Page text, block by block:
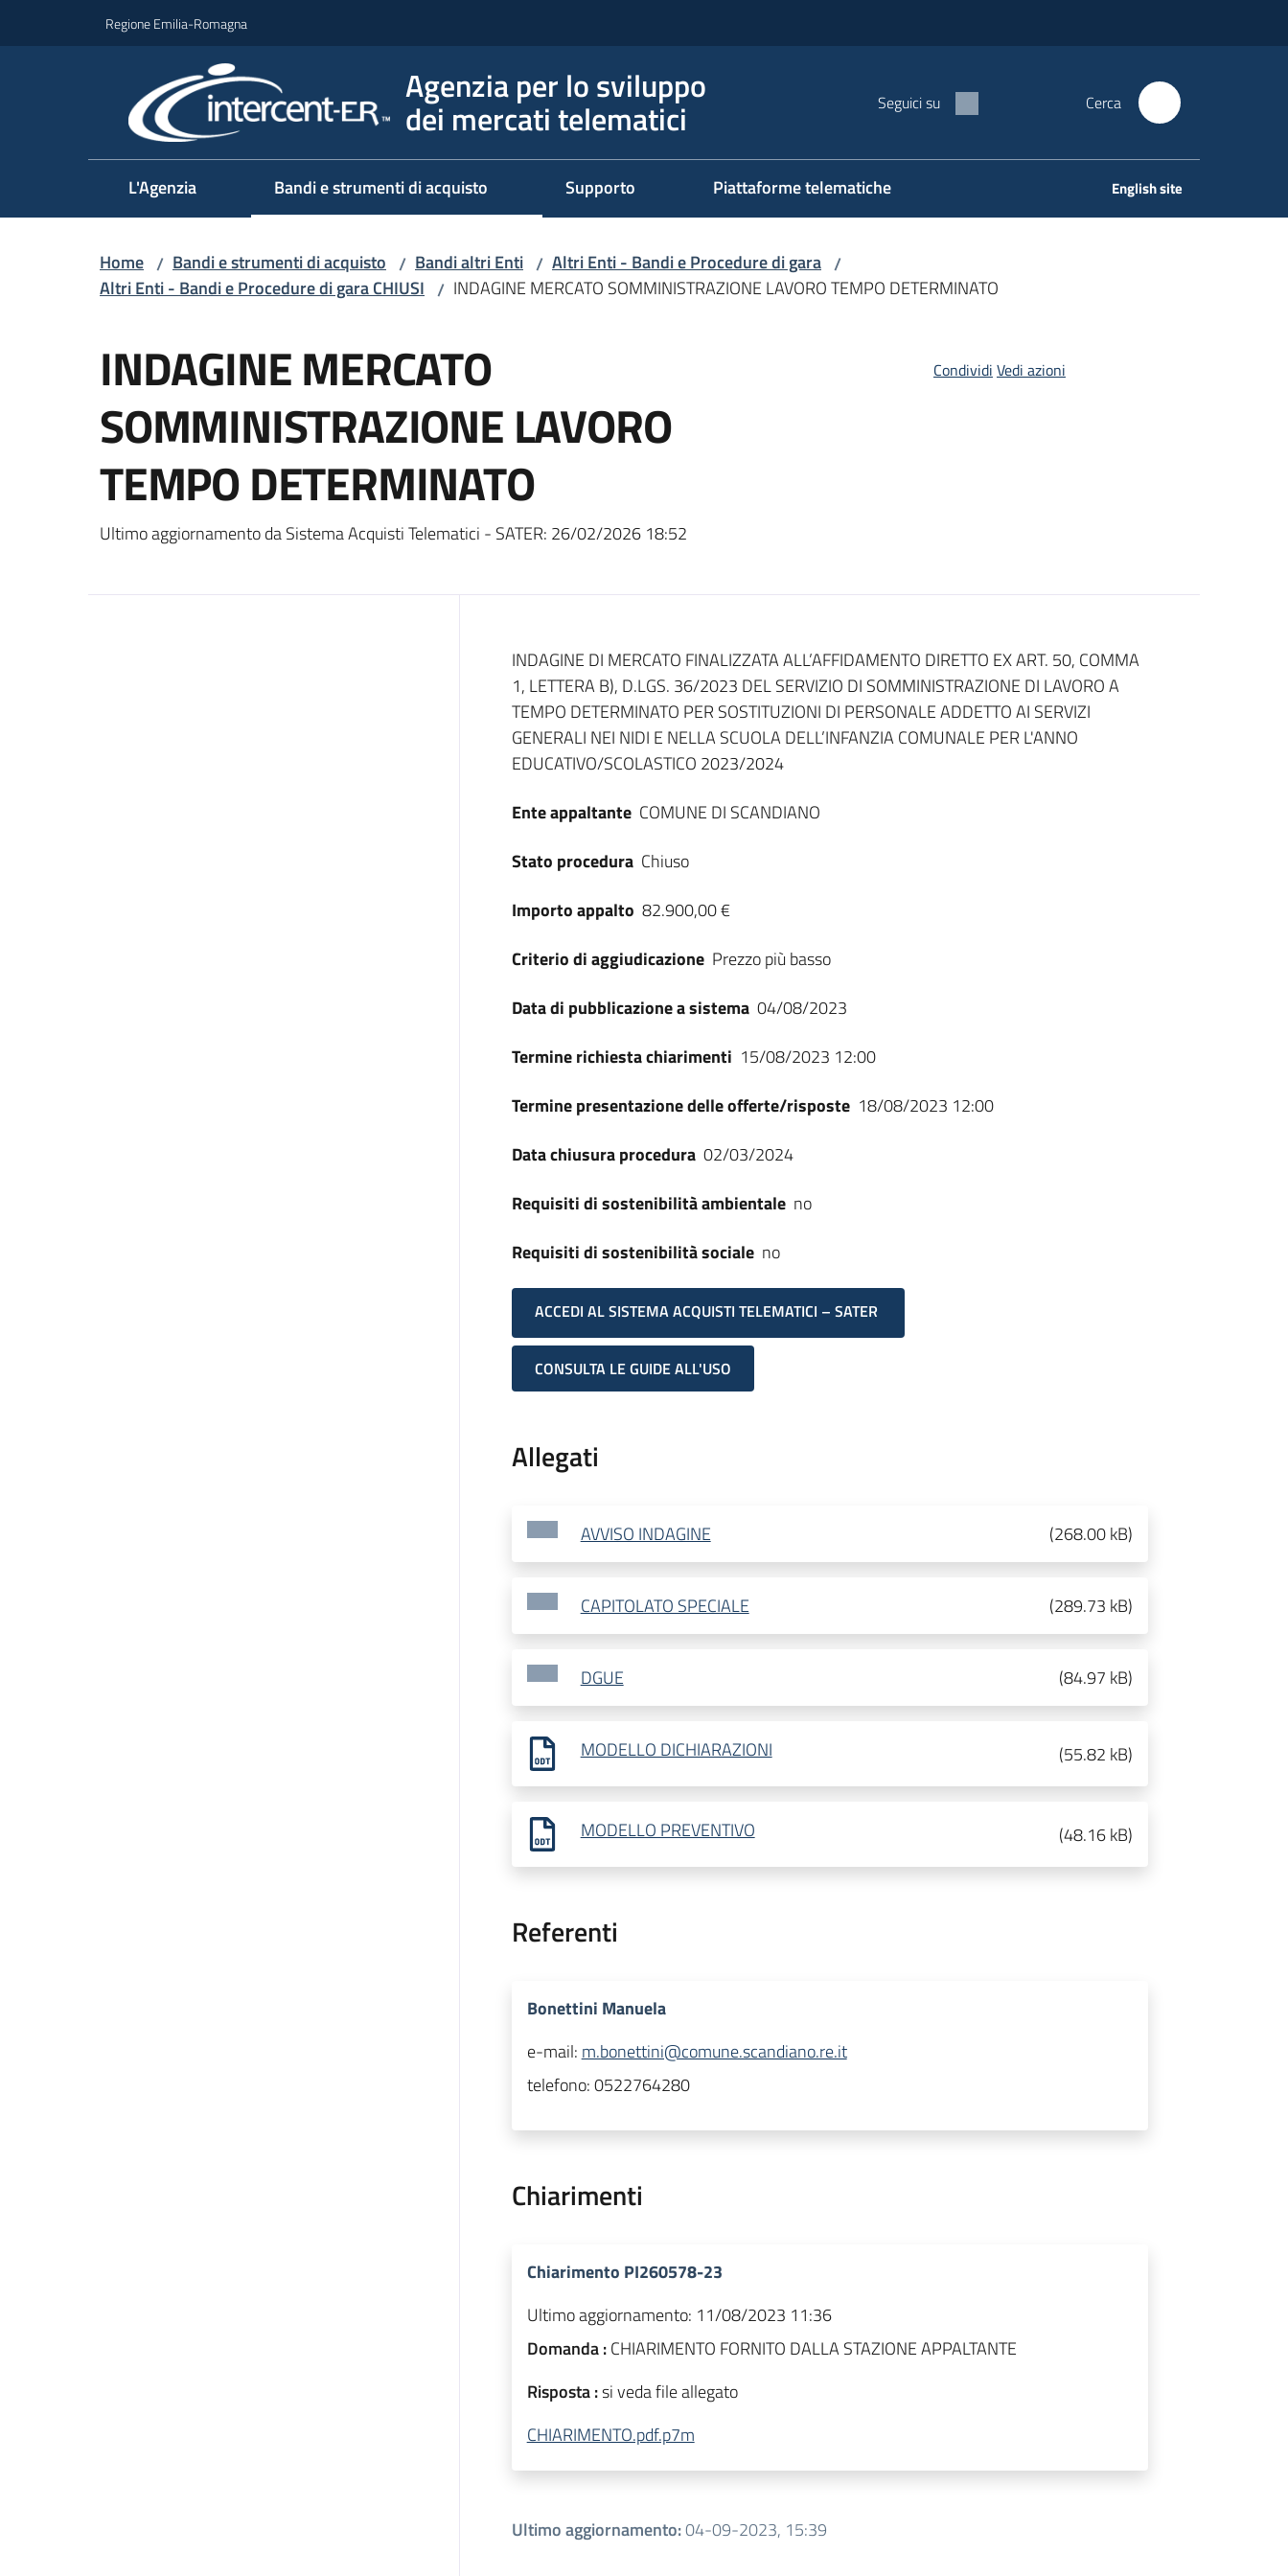
Regione Emilia-Romagna
Agenzia per lo sviluppo
dei mercati telematici Seguici su Cerca
L'Agenzia Bandi e strumenti di acquisto Supporto Piattaforme telematiche English site
Home / Bandi e strumenti di acquisto / Bandi altri Enti / Altri Enti - Bandi e Procedure di gara /
Altri Enti - Bandi e Procedure di gara CHIUSI / INDAGINE MERCATO SOMMINISTRAZIONE LAVORO TEMPO DETERMINATO
INDAGINE MERCATO
SOMMINISTRAZIONE LAVORO
TEMPO DETERMINATO
Ultimo aggiornamento da Sistema Acquisti Telematici - SATER: 26/02/2026 18:52
Condividi Vedi azioni
Dati del bando
INDAGINE DI MERCATO FINALIZZATA ALL’AFFIDAMENTO DIRETTO EX ART. 50, COMMA
1, LETTERA B), D.LGS. 36/2023 DEL SERVIZIO DI SOMMINISTRAZIONE DI LAVORO A
TEMPO DETERMINATO PER SOSTITUZIONI DI PERSONALE ADDETTO AI SERVIZI
GENERALI NEI NIDI E NELLA SCUOLA DELL’INFANZIA COMUNALE PER L'ANNO
EDUCATIVO/SCOLASTICO 2023/2024
Ente appaltante COMUNE DI SCANDIANO
Stato procedura Chiuso
Importo appalto 82.900,00 €
Criterio di aggiudicazione Prezzo più basso
Data di pubblicazione a sistema 04/08/2023
Termine richiesta chiarimenti 15/08/2023 12:00
Termine presentazione delle offerte/risposte 18/08/2023 12:00
Data chiusura procedura 02/03/2024
Requisiti di sostenibilità ambientale no
Requisiti di sostenibilità sociale no
ACCEDI AL SISTEMA ACQUISTI TELEMATICI – SATER
CONSULTA LE GUIDE ALL'USO
Allegati
AVVISO INDAGINE (268.00 kB)
CAPITOLATO SPECIALE (289.73 kB)
DGUE (84.97 kB)
MODELLO DICHIARAZIONI (55.82 kB)
MODELLO PREVENTIVO (48.16 kB)
Referenti
Bonettini Manuela
e-mail: m.bonettini@comune.scandiano.re.it
telefono:0522764280
Chiarimenti
Chiarimento PI260578-23
Ultimo aggiornamento: 11/08/2023 11:36
Domanda :CHIARIMENTO FORNITO DALLA STAZIONE APPALTANTE
Risposta :si veda file allegato
CHIARIMENTO.pdf.p7m
Ultimo aggiornamento:04-09-2023, 15:39